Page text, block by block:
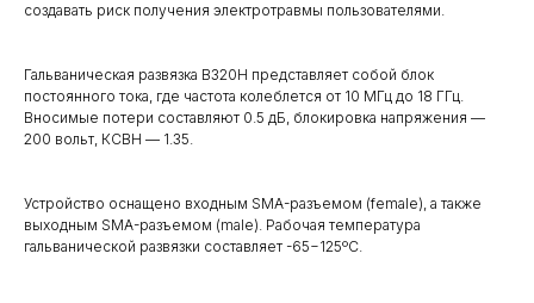
создавать риск получения электротравмы пользователями.
Гальваническая развязка B320H представляет собой блок
постоянного тока, где частота колеблется от 10 МГц до 18 ГГц.
Вносимые потери составляют 0.5 дБ, блокировка напряжения —
200 вольт, КСВН — 1.35.
Устройство оснащено входным SMA-разъемом (female), а также
выходным SMA-разъемом (male). Рабочая температура
гальванической развязки составляет -65−125ºC.